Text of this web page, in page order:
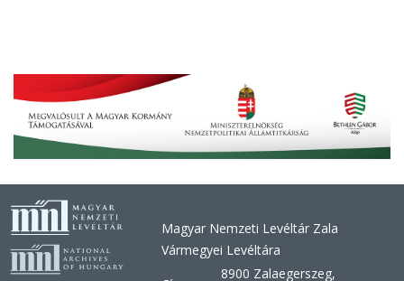
Magyar Nemzeti Levéltár Zala
Vármegyei Levéltára
8900 Zalaegerszeg,